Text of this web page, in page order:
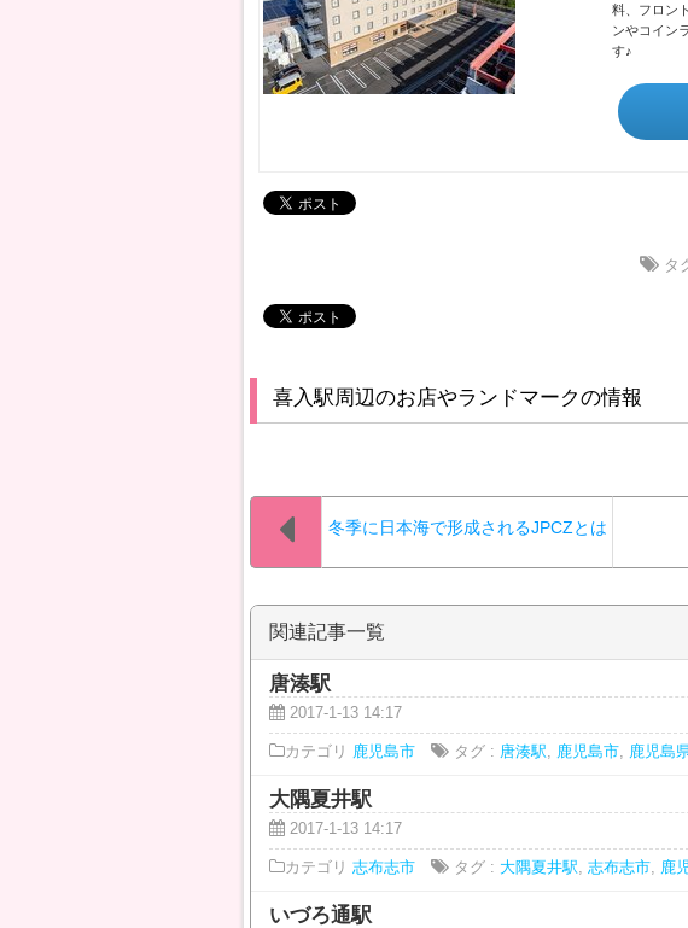
料、フロン
ンやコイン
す♪
タ
喜入駅周辺のお店やランドマークの情報
冬季に日本海で形成されるJPCZとは
関連記事一覧
唐湊駅
2017-1-13 14:17
カテゴリ 鹿児島市 タグ : 唐湊駅 鹿児島市, 鹿児島
大隅夏井駅
2017-1-13 14:17
カテゴリ 志布志市 タグ : 大隅夏井駅 志布志市, 鹿
いづろ通駅